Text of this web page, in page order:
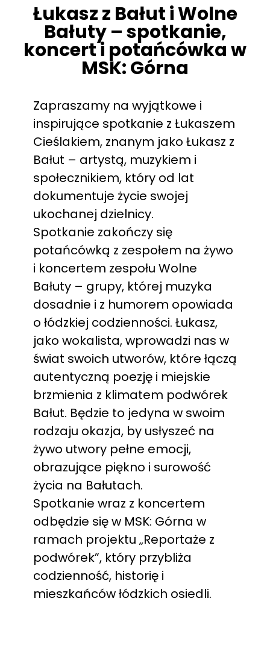
Łukasz z Bałut i Wolne
Bałuty – spotkanie,
koncert i potańcówka w
MSK: Górna
Zapraszamy na wyjątkowe i
inspirujące spotkanie z Łukaszem
Cieślakiem, znanym jako Łukasz z
Bałut – artystą, muzykiem i
społecznikiem, który od lat
dokumentuje życie swojej
ukochanej dzielnicy.
Spotkanie zakończy się
potańcówką z zespołem na żywo
i koncertem zespołu Wolne
Bałuty – grupy, której muzyka
dosadnie i z humorem opowiada
o łódzkiej codzienności. Łukasz,
jako wokalista, wprowadzi nas w
świat swoich utworów, które łączą
autentyczną poezję i miejskie
brzmienia z klimatem podwórek
Bałut. Będzie to jedyna w swoim
rodzaju okazja, by usłyszeć na
żywo utwory pełne emocji,
obrazujące piękno i surowość
życia na Bałutach.
Spotkanie wraz z koncertem
odbędzie się w MSK: Górna w
ramach projektu „Reportaże z
podwórek”, który przybliża
codzienność, historię i
mieszkańców łódzkich osiedli.